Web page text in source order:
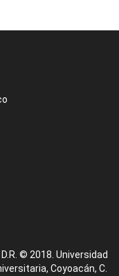
© 2018. Universidad
Coyoacán, C.